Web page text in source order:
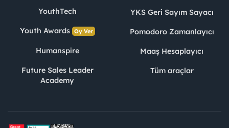
YouthTech
Youth Awards Oy Ver
Humanspire
Future Sales Leader
Academy
YKS Geri Sayım Sayacı
Pomodoro Zamanlayıcı
Maaş Hesaplayıcı
Tüm araçlar